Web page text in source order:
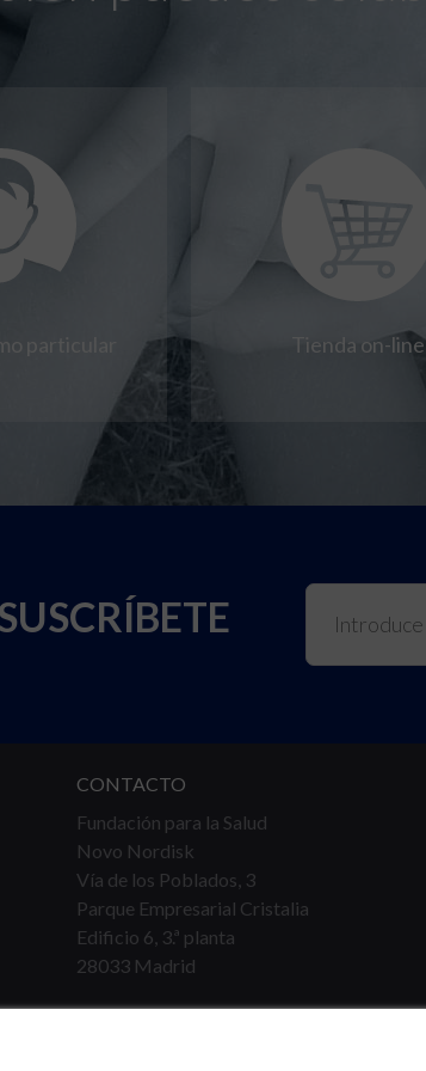
particular Tienda on-line
CONTACTO
Fundación para la Salud
Novo Nordisk
Vía de los Poblados, 3
Parque Empresarial Cristalia
Edificio 6, 3.ª planta
28033 Madrid